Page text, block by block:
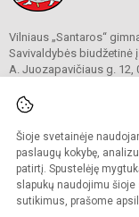
Šioje svetainėje
paslaugų kokybę,
patirtį. Spustelėję
slapukų naudojimu
sutikimus, prašome
Vilniaus „Santaros“
Savivaldybės biudžetinė
A. Juozapavičiaus g. 12,
El. p.
Duomenys kaupiami ir
Juridinių asmenų registre
Įmonės kodas